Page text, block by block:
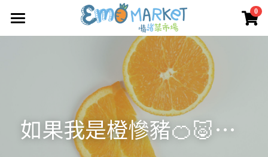
0
圖冊
所有商品分類
情緒蔬菜小伙伴
我們的服務
如果我是橙慘豬🍊🐷…
×
商品分類